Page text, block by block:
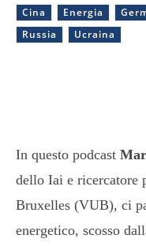
Cina Energia
Russia
Ucraina
In questo podcast
dello Iai e ricercatore
Bruxelles (VUB), ci
energetico, scosso